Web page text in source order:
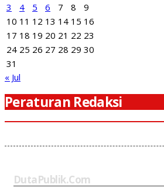
3
4 5 6 7 8
9
10 11 12 13 14 15 16
17 18 19 20 21 22 23
24 25 26 27 28 29 30
31
« Jul
Peraturan Redaksi
DutaPublik.com